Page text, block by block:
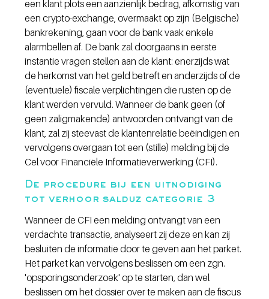
een klant plots een aanzienlijk bedrag, afkomstig van
een crypto-exchange, overmaakt op zijn (Belgische)
bankrekening, gaan voor de bank vaak enkele
alarmbellen af. De bank zal doorgaans in eerste
instantie vragen stellen aan de klant: enerzijds wat
de herkomst van het geld betreft en anderzijds of de
(eventuele) fiscale verplichtingen die rusten op de
klant werden vervuld. Wanneer de bank geen (of
geen zaligmakende) antwoorden ontvangt van de
klant, zal zij steevast de klantenrelatie beëindigen en
vervolgens overgaan tot een (stille) melding bij de
Cel voor Financiële Informatieverwerking (CFI).
De procedure bij een uitnodiging
tot verhoor salduz categorie 3
Wanneer de CFI een melding ontvangt van een
verdachte transactie, analyseert zij deze en kan zij
besluiten de informatie door te geven aan het parket.
Het parket kan vervolgens beslissen om een zgn.
'opsporingsonderzoek' op te starten, dan wel
beslissen om het dossier over te maken aan de fiscus